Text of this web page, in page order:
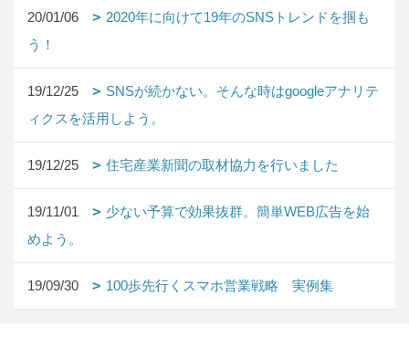
20/01/06
2020年に向けて19年のSNSトレンドを掴も
う！
19/12/25
SNSが続かない。そんな時はgoogleアナリテ
ィクスを活用しよう。
19/12/25 住宅産業新聞の取材協力を行いました
19/11/01
少ない予算で効果抜群。簡単WEB広告を始
めよう。
19/09/30 100歩先行くスマホ営業戦略 実例集